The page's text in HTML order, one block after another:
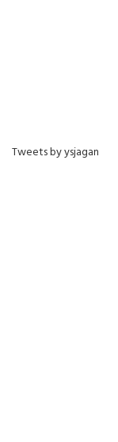
Tweets by ysjagan